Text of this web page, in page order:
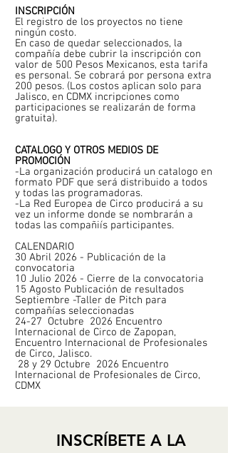
INSCRIPCIÓN
El registro de los proyectos no tiene
ningún costo.
En caso de quedar seleccionados, la
compañía debe cubrir la inscripción con
valor de 500 Pesos Mexicanos, esta tarifa
es personal. Se cobrará por persona extra
200 pesos. (Los costos aplican solo para
Jalisco, en CDMX incripciones como
participaciones se realizarán de forma
gratuita).
CATALOGO Y OTROS MEDIOS DE
PROMOCIÓN
-La organización producirá un catalogo en
formato PDF que será distribuido a todos
y todas las programadoras.
-La Red Europea de Circo producirá a su
vez un informe donde se nombrarán a
todas las compañiís participantes.
CALENDARIO
30 Abril 2026 - Publicación de la
convocatoria
10 Julio 2026 - Cierre de la convocatoria
15 Agosto Publicación de resultados
Septiembre -Taller de Pitch para
compañías seleccionadas
24-27 Octubre 2026 Encuentro
Internacional de Circo de Zapopan,
Encuentro Internacional de Profesionales
de Circo, Jalisco.
28 y 29 Octubre 2026 Encuentro
Internacional de Profesionales de Circo,
CDMX
INSCRÍBETE A LA